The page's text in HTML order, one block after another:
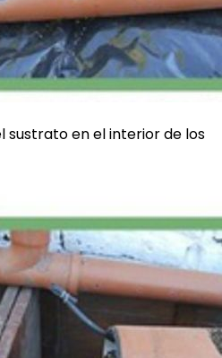
sustrato en el interior de los